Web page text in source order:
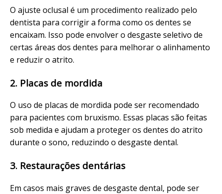
O ajuste oclusal é um procedimento realizado pelo
dentista para corrigir a forma como os dentes se
encaixam. Isso pode envolver o desgaste seletivo de
certas áreas dos dentes para melhorar o alinhamento
e reduzir o atrito.
2. Placas de mordida
O uso de placas de mordida pode ser recomendado
para pacientes com bruxismo. Essas placas são feitas
sob medida e ajudam a proteger os dentes do atrito
durante o sono, reduzindo o desgaste dental.
3. Restaurações dentárias
Em casos mais graves de desgaste dental, pode ser